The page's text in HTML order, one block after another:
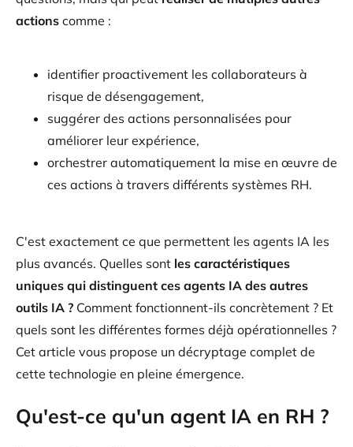
actions comme :
identifier proactivement les collaborateurs à
risque de désengagement,
suggérer des actions personnalisées pour
améliorer leur expérience,
orchestrer automatiquement la mise en œuvre de
ces actions à travers différents systèmes RH.
C'est exactement ce que permettent les agents IA les
plus avancés. Quelles sont les caractéristiques
uniques qui distinguent ces agents IA des autres
outils IA ? Comment fonctionnent-ils concrètement ? Et
quels sont les différentes formes déjà opérationnelles ?
Cet article vous propose un décryptage complet de
cette technologie en pleine émergence.
Qu'est-ce qu'un agent IA en RH ?